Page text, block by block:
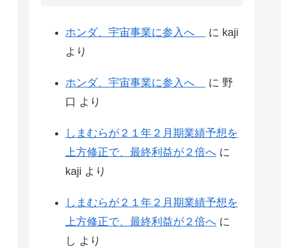
ホンダ、宇宙事業に参入へ に kaji
より
ホンダ、宇宙事業に参入へ に 野
口 より
しまむらが２１年２月期業績予想を
上方修正で、最終利益が２倍へ に
kaji より
しまむらが２１年２月期業績予想を
上方修正で、最終利益が２倍へ に
し より